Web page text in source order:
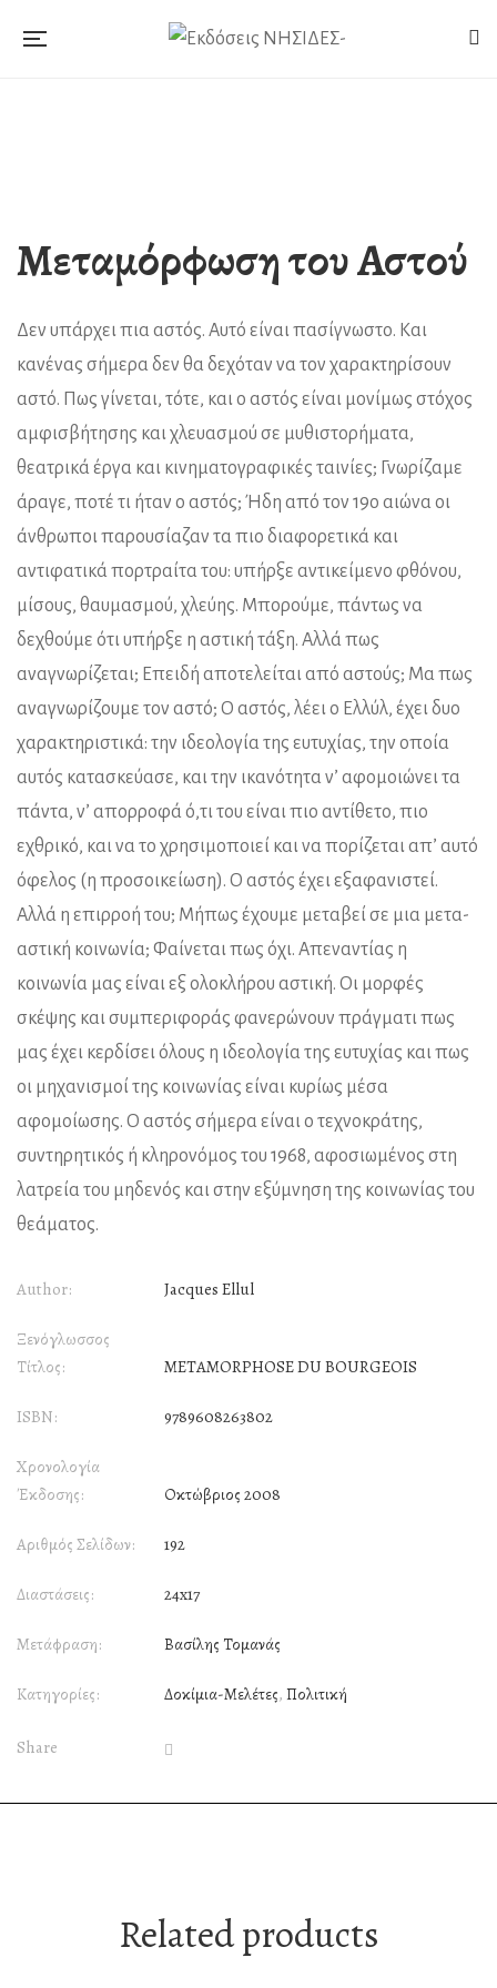
Μεταμόρφωση του Αστού
Δεν υπάρχει πια αστός. Αυτό είναι πασίγνωστο. Και
κανένας σήμερα δεν θα δεχόταν να τον χαρακτηρίσουν
αστό. Πως γίνεται, τότε, και ο αστός είναι μονίμως στόχος
αμφισβήτησης και χλευασμού σε μυθιστορήματα,
θεατρικά έργα και κινηματογραφικές ταινίες; Γνωρίζαμε
άραγε, ποτέ τι ήταν ο αστός; Ήδη από τον 19ο αιώνα οι
άνθρωποι παρουσίαζαν τα πιο διαφορετικά και
αντιφατικά πορτραίτα του: υπήρξε αντικείμενο φθόνου,
μίσους, θαυμασμού, χλεύης. Μπορούμε, πάντως να
δεχθούμε ότι υπήρξε η αστική τάξη. Αλλά πως
αναγνωρίζεται; Επειδή αποτελείται από αστούς; Μα πως
αναγνωρίζουμε τον αστό; Ο αστός, λέει ο Ελλύλ, έχει δυο
χαρακτηριστικά: την ιδεολογία της ευτυχίας, την οποία
αυτός κατασκεύασε, και την ικανότητα ν’ αφομοιώνει τα
πάντα, ν’ απορροφά ό,τι του είναι πιο αντίθετο, πιο
εχθρικό, και να το χρησιμοποιεί και να πορίζεται απ’ αυτό
όφελος (η προσοικείωση). Ο αστός έχει εξαφανιστεί.
Αλλά η επιρροή του; Μήπως έχουμε μεταβεί σε μια μετα-
αστική κοινωνία; Φαίνεται πως όχι. Απεναντίας η
κοινωνία μας είναι εξ ολοκλήρου αστική. Οι μορφές
σκέψης και συμπεριφοράς φανερώνουν πράγματι πως
μας έχει κερδίσει όλους η ιδεολογία της ευτυχίας και πως
οι μηχανισμοί της κοινωνίας είναι κυρίως μέσα
αφομοίωσης. Ο αστός σήμερα είναι ο τεχνοκράτης,
συντηρητικός ή κληρονόμος του 1968, αφοσιωμένος στη
λατρεία του μηδενός και στην εξύμνηση της κοινωνίας του
θεάματος.
Author: Jacques Ellul
Ξενόγλωσσος
Τίτλος:
METAMORPHOSE DU BOURGEOIS
ISBN: 9789608263802
Χρονολογία
Έκδοσης:
Οκτώβριος 2008
Αριθμός Σελίδων: 192
Διαστάσεις: 24x17
Μετάφραση: Βασίλης Τομανάς
Κατηγορίες: Δοκίμια-Μελέτες, Πολιτική
Share
Related products